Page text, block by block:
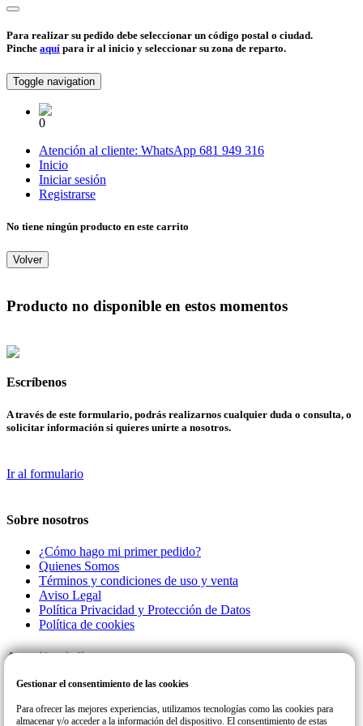
Para realizar su pedido debe seleccionar un código postal o ciudad.
Pinche aquí para ir al inicio y seleccionar su zona de reparto.
Toggle navigation
0
Atención al cliente: WhatsApp 681 949 316
Inicio
Iniciar sesión
Registrarse
No tiene ningún producto en este carrito
Volver
Producto no disponible en estos momentos
Escríbenos
A través de este formulario, podrás realizarnos cualquier duda o consulta, o
solicitar información si quieres unirte a nosotros.
Ir al formulario
Sobre nosotros
¿Cómo hago mi primer pedido?
Quienes Somos
Términos y condiciones de uso y venta
Aviso Legal
Política Privacidad y Protección de Datos
Política de cookies
Atención al cliente
Llamanos a este número de teléfono para cualquier consulta o incidencia
Gestionar el consentimiento de las cookies
Para ofrecer las mejores experiencias, utilizamos tecnologías como las cookies para
almacenar y/o acceder a la información del dispositivo. El consentimiento de estas